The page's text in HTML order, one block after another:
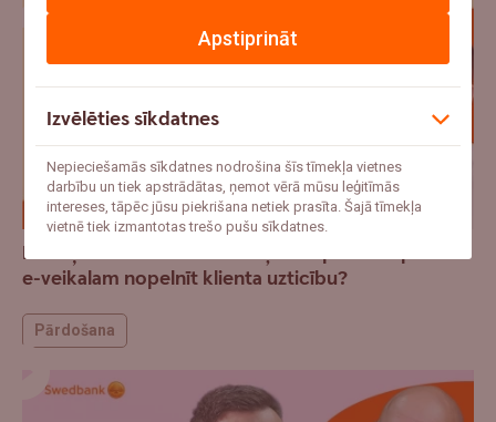
Pa Ceļam Biznesā - No klikšķa līdz paku skapim: kā
e-veikalam nopelnīt klienta uzticību?
Pārdošana
Apstiprināt
Izvēlēties sīkdatnes
Nepieciešamās sīkdatnes nodrošina šīs tīmekļa vietnes
darbību un tiek apstrādātas, ņemot vērā mūsu leģitīmās
intereses, tāpēc jūsu piekrišana netiek prasīta. Šajā tīmekļa
vietnē tiek izmantotas trešo pušu sīkdatnes.